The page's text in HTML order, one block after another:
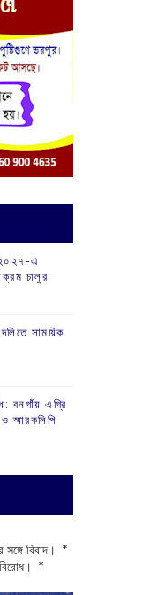
২০২৭-এ
চালুর
সাময়িক
বনগাঁয় এগ্রি
স্মারকলিপি
সঙ্গে বিবাদ। *
বিরোধ। *